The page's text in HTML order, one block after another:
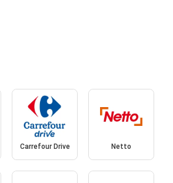
Carrefour Drive Netto